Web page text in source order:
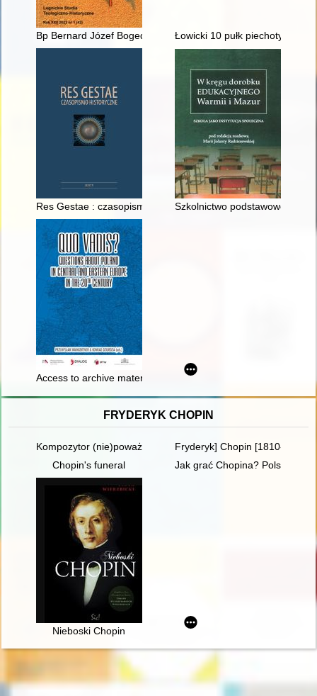
Bp Bernard Józef Bogedain (1810-1860) sufragan
Łowicki 10 pułk piechoty w
Res Gestae : czasopismo historyczne. [T.] 17 (2023)
Szkolnictwo podstawowe i
Access to archive materials in the age of technological
FRYDERYK CHOPIN
Kompozytor (nie)poważny. Poczucie humoru Fryderyka
Fryderyk] Chopin [1810-1849]
Chopin's funeral
Jak grać Chopina? Polska
Nieboski Chopin